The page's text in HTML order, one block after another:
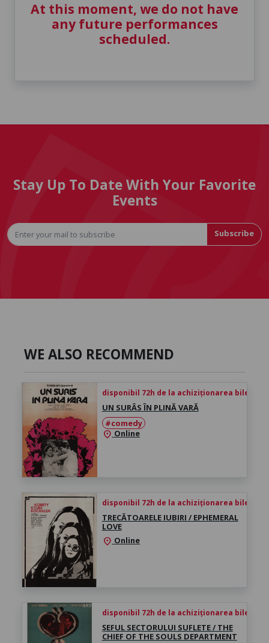
At this moment, we do not have
any future performances
scheduled.
Stay Up To Date With Your Favorite
Events
Subscribe
WE ALSO RECOMMEND
disponibil 72h de la achiziționarea biletului
UN SURÂS ÎN PLINĂ VARĂ
#comedy
location_on Online
disponibil 72h de la achiziționarea biletului
TRECĂTOARELE IUBIRI / EPHEMERAL
LOVE
location_on Online
disponibil 72h de la achiziționarea biletului
ȘEFUL SECTORULUI SUFLETE / THE
CHIEF OF THE SOULS DEPARTMENT